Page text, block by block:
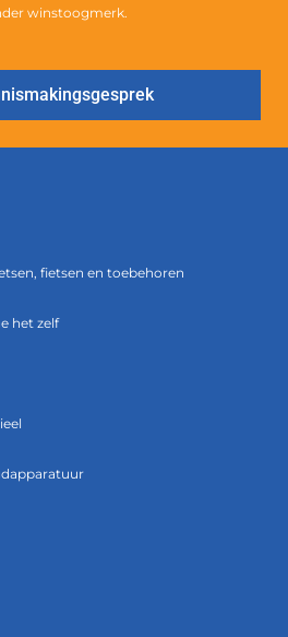
winstoogmerk.
fietsen en toebehoren
het zelf